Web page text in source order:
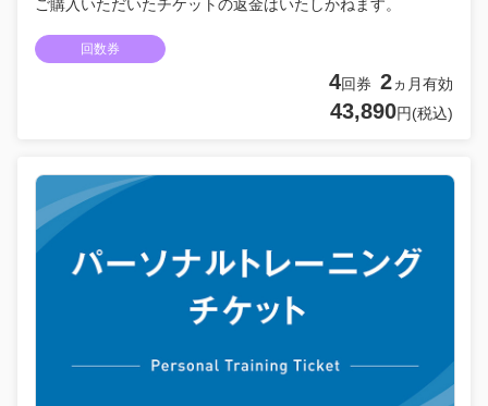
ご購入いただいたチケットの返金はいたしかねます。
回数券
4回券 2ヵ月有効
43,890円(税込)